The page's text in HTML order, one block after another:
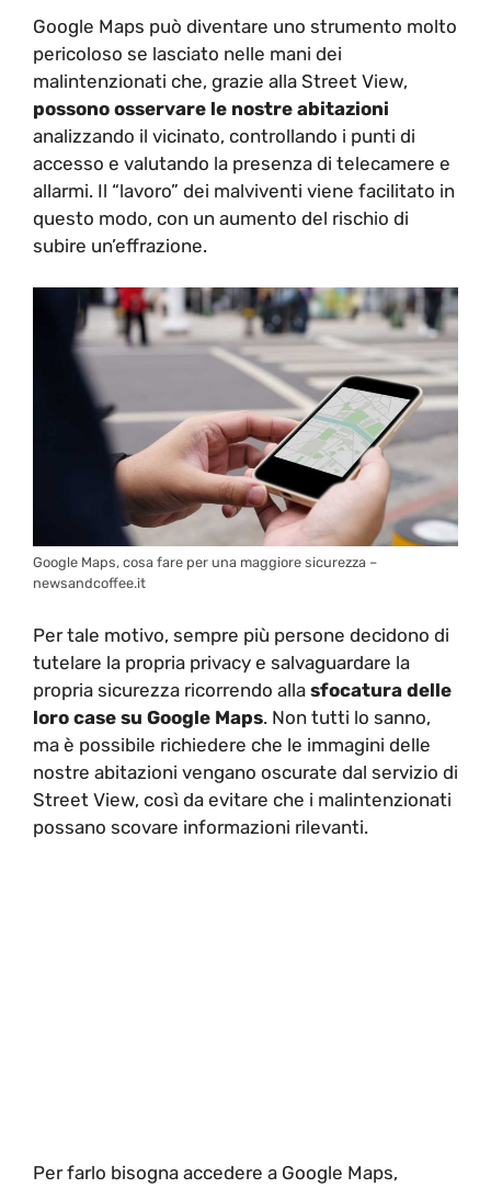
Google Maps può diventare uno strumento molto
pericoloso se lasciato nelle mani dei
malintenzionati che, grazie alla Street View,
possono osservare le nostre abitazioni
analizzando il vicinato, controllando i punti di
accesso e valutando la presenza di telecamere e
allarmi. Il “lavoro” dei malviventi viene facilitato in
questo modo, con un aumento del rischio di
subire un’effrazione.
Google Maps, cosa fare per una maggiore sicurezza –
newsandcoffee.it
Per tale motivo, sempre più persone decidono di
tutelare la propria privacy e salvaguardare la
propria sicurezza ricorrendo alla sfocatura delle
loro case su Google Maps. Non tutti lo sanno,
ma è possibile richiedere che le immagini delle
nostre abitazioni vengano oscurate dal servizio di
Street View, così da evitare che i malintenzionati
possano scovare informazioni rilevanti.
Per farlo bisogna accedere a Google Maps,